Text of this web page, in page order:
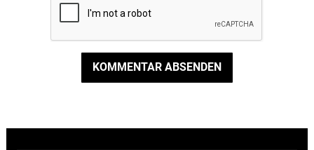
KOMMENTAR ABSENDEN